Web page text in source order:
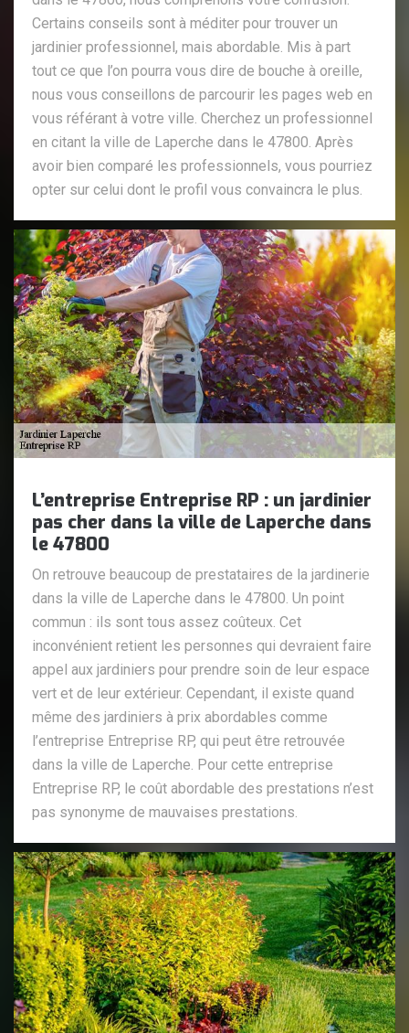
Certains conseils sont à méditer pour trouver un
jardinier professionnel, mais abordable. Mis à part
tout ce que l’on pourra vous dire de bouche à oreille,
nous vous conseillons de parcourir les pages web en
vous référant à votre ville. Cherchez un professionnel
en citant la ville de Laperche dans le 47800. Après
avoir bien comparé les professionnels, vous pourriez
opter sur celui dont le profil vous convaincra le plus.
L’entreprise Entreprise RP : un jardinier
pas cher dans la ville de Laperche dans
le 47800
On retrouve beaucoup de prestataires de la jardinerie
dans la ville de Laperche dans le 47800. Un point
commun : ils sont tous assez coûteux. Cet
inconvénient retient les personnes qui devraient faire
appel aux jardiniers pour prendre soin de leur espace
vert et de leur extérieur. Cependant, il existe quand
même des jardiniers à prix abordables comme
l’entreprise Entreprise RP, qui peut être retrouvée
dans la ville de Laperche. Pour cette entreprise
Entreprise RP, le coût abordable des prestations n’est
pas synonyme de mauvaises prestations.